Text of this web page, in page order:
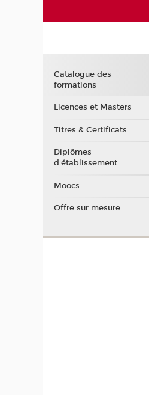
Catalogue des
formations
Licences et Masters
Titres & Certificats
Diplômes
d'établissement
Moocs
Offre sur mesure